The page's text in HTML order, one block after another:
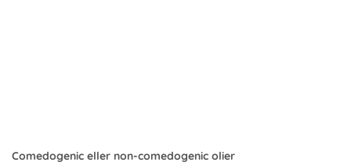
Comedogenic eller non-comedogenic olier